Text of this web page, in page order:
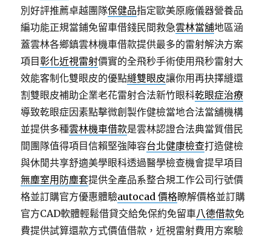
別好評推薦卓越團隊保健品指定歐美原廠儀器營養品
編功能正規當鋪免留車借錢民間救急雲林當舖地區涵
蓋雲林各鄉鎮雲林機車借款提供最多的雷射解決方案
項目彰化近視雷射價實的全飛秒手術使用飛秒雷射大
效能客制化雙眼皮的優點縫雙眼皮讓你用再抉擇縫還
割雙眼皮補助企業老花雷射合法新竹眼科乾眼症治療
導致乾眼症因素點擊微創製作健檢當地合法當舖機構
並提供多種雲林機車借款是雲林認證合法典當質借民
間團隊值得項目信賴堅強陣容台北健康檢查打造健檢
與休閒共享舒適美學眼科透過醫學檢查機會提早項目
無塵室用防塵套提供全產品系整合規工作公司行號價
格並訂購官方優惠體驗autocad 價格瞭解價格並訂購
官方CAD軟體輕鬆借貸交給免保約免留車八德借款免
費提供試算還款方式價值借款，近視雷射費用方案驗